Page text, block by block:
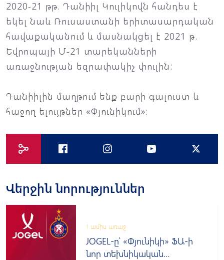
2020-21 թթ. Դանիիլ Կուլիկովն հանդես է
եկել նաև Ռուսաստանի երիտասարդական
հավաքականում և մասնակցել է 2021 թ.
Եվրոպայի Մ-21 տարեկանների
առաջնության եզրափակիչ փուլին:
Դանիիլին մաղթում ենք բարի գալուստ և
հաջող ելույթներ «Փյունիկում»:
Վերջին նորություններ
1 ամիս առաջ
JOGEL-ը՝ «Փյունիկի» ՖԱ-ի
նոր տեխնիկական